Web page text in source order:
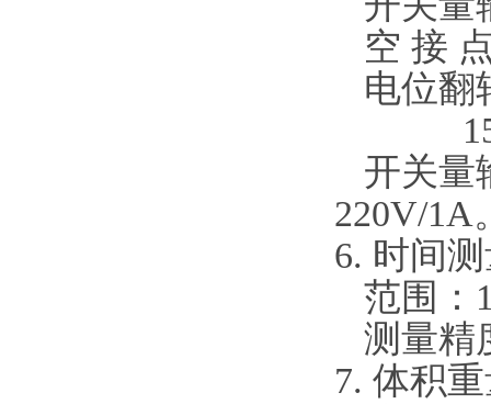
空 接
电位翻
15～
开关量
220V/1A
6. 时间
范围：
测量精
7. 体积